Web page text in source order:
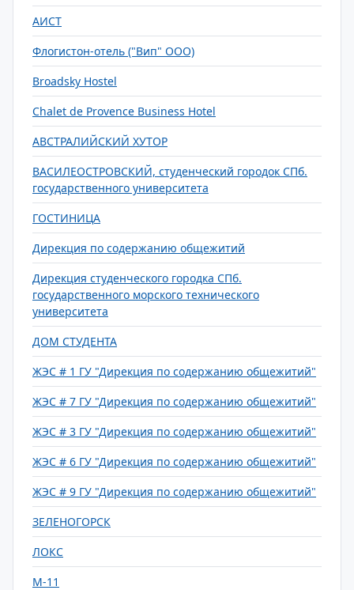
АИСТ
Флогистон-отель ("Вип" ООО)
Broadsky Hostel
Chalet de Provence Business Hotel
АВСТРАЛИЙСКИЙ ХУТОР
ВАСИЛЕОСТРОВСКИЙ, студенческий городок СПб.
государственного университета
ГОСТИНИЦА
Дирекция по содержанию общежитий
Дирекция студенческого городка СПб.
государственного морского технического
университета
ДОМ СТУДЕНТА
ЖЭС # 1 ГУ "Дирекция по содержанию общежитий"
ЖЭС # 7 ГУ "Дирекция по содержанию общежитий"
ЖЭС # 3 ГУ "Дирекция по содержанию общежитий"
ЖЭС # 6 ГУ "Дирекция по содержанию общежитий"
ЖЭС # 9 ГУ "Дирекция по содержанию общежитий"
ЗЕЛЕНОГОРСК
ЛОКС
М-11